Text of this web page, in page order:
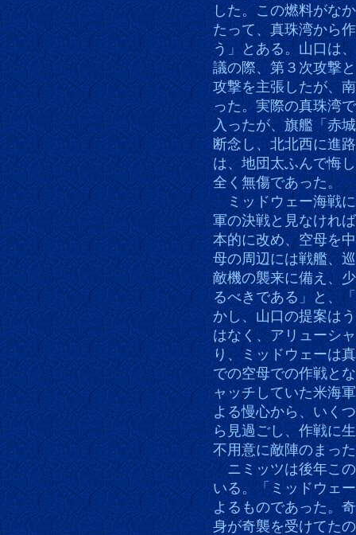
した。この燃料がな
たって、真珠湾から
う」とある。山口は
議の際、第３次攻撃
攻撃を主張したが、
った。実際の真珠湾
入ったが、旗艦「赤
断念し、北北西に進
は、地団太ふんで悔
全く無傷であった。
ミッドウェー海戦に
軍の決戦と見なけれ
本的に改め、空母を
母の周辺には戦艦、
敵機の襲来に備え、
るべきである」と、
かし、山口の提案は
はなく、アリューシ
り、ミッドウェーは
での空母での作戦と
ャッチしていた米海
よる慢心から、いく
ら見過ごし、作戦に
不用意に敵陣のまっ
ニミッツは後年この
いる。「ミッドウェ
よるものであった。
身が奇襲を受けてた